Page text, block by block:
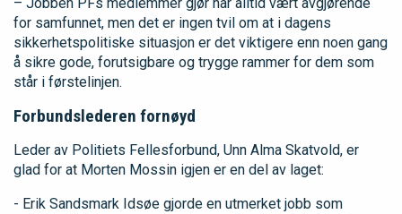
– Jobben PFs medlemmer gjør har alltid vært avgjørende
for samfunnet, men det er ingen tvil om at i dagens
sikkerhetspolitiske situasjon er det viktigere enn noen gang
å sikre gode, forutsigbare og trygge rammer for dem som
står i førstelinjen.
Forbundslederen fornøyd
Leder av Politiets Fellesforbund, Unn Alma Skatvold, er
glad for at Morten Mossin igjen er en del av laget:
- Erik Sandsmark Idsøe gjorde en utmerket jobb som